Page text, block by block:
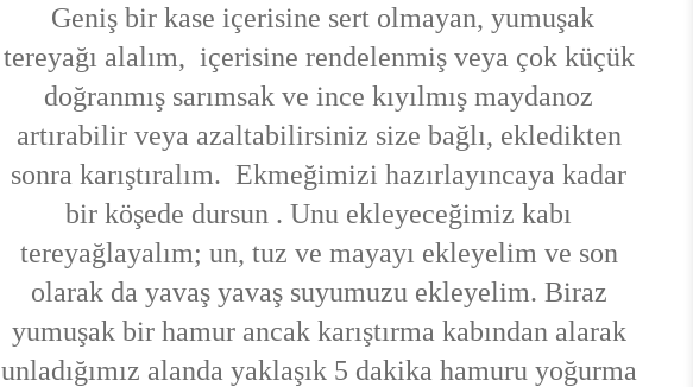
Geniş bir kase içerisine sert olmayan, yumuşak
tereyağı alalım, içerisine rendelenmiş veya çok küçük
doğranmış sarımsak ve ince kıyılmış maydanoz
artırabilir veya azaltabilirsiniz size bağlı, ekledikten
sonra karıştıralım. Ekmeğimizi hazırlayıncaya kadar
bir köşede dursun . Unu ekleyeceğimiz kabı
tereyağlayalım; un, tuz ve mayayı ekleyelim ve son
olarak da yavaş yavaş suyumuzu ekleyelim. Biraz
yumuşak bir hamur ancak karıştırma kabından alarak
unladığımız alanda yaklaşık 5 dakika hamuru yoğurma